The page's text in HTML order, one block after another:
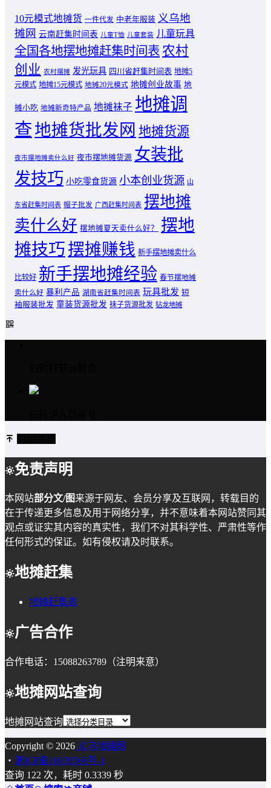
10元模式地摊货 一件代发 中老年服装 义乌地
摊网 云南赶集时间表 儿童T恤 儿童套装 儿童玩具
全国各地摆地摊赶集时间表 农村
创业 农村摆摊 发光玩具 四川省赶集时间表 地摊5
元模式 地摊15元模式 地摊20元模式 地摊创业故事 地
摊小吃 地摊新奇特产品 地摊袜子 地摊调
查地摊货批发网 地摊货源
夜市摆地摊卖什么好 夜市摆地摊货源 女装批
发技巧 小吃零食货源 小本创业货源 山
东省赶集时间表 帽子批发 广西赶集时间表 摆地摊
卖什么好 摆地摊夏天卖什么好？
摆地
摊技巧摆摊赚钱 新手摆地摊卖什么
比较好 新手摆地摊经验 春节摆地摊
卖什么好 暴利产品 湖南省赶集时间表 玩具批发 短
袖服装批发 童装货源批发 袜子货源批发 钻龙地摊
免责声明
本网站部分文/图来源于网友、会员分享及互联网，转载目的
在于传递更多信息及用于网络分享，并不意味着本网站赞同其
观点或证实其内容的真实性，我们不对其科学性、严肃性等作
任何形式的保证。如有侵权请及时联系。
地摊赶集
地摊赶集表
广告合作
合作电话：15088263789（注明来意）
地摊网站查询
地摊网站查询
Copyright © 2026 义乌地摊网
・ 浙ICP备18039566号-1
查询 122 次，耗时 0.3339 秒